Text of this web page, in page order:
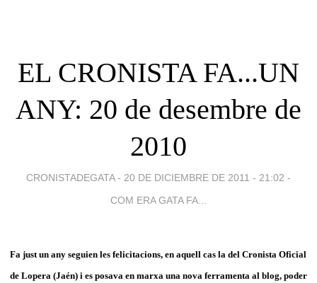
EL CRONISTA FA...UN
ANY: 20 de desembre de
2010
CRONISTADEGATA - 20 DE DICIEMBRE DE 2011 - 21:02 -
COM ERA GATA FA...
Fa just un any seguien les felicitacions, en aquell cas la del Cronista Oficial
de Lopera (Jaén) i es posava en marxa una nova ferramenta al blog, poder